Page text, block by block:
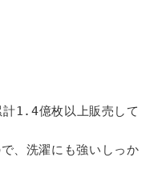
億枚以上販売して
、洗濯にも強いしっか